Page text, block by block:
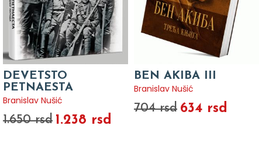
DEVETSTO
PETNAESTA
Branislav Nušić
1.650 rsd 1.238 rsd
BEN AKIBA III
Branislav Nušić
704 rsd 634 rsd